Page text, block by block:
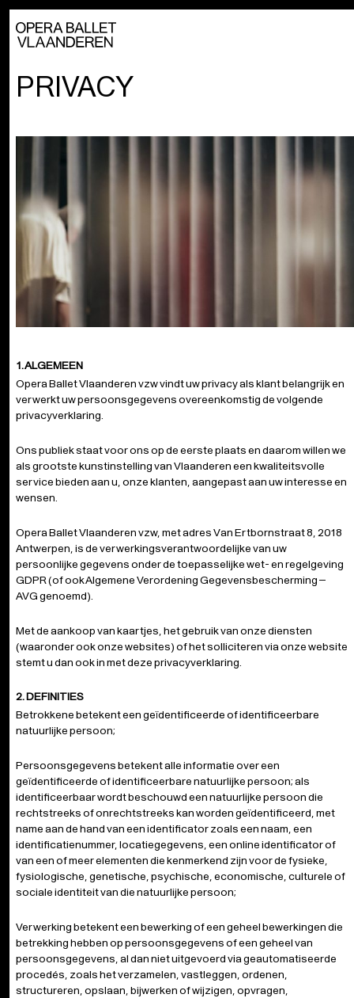
PRIVACY
1. ALGEMEEN
Opera Ballet Vlaanderen vzw vindt uw privacy als klant belangrijk en
verwerkt uw persoonsgegevens overeenkomstig de volgende
privacyverklaring.
Ons publiek staat voor ons op de eerste plaats en daarom willen we
als grootste kunstinstelling van Vlaanderen een kwaliteitsvolle
service bieden aan u, onze klanten, aangepast aan uw interesse en
wensen.
Opera Ballet Vlaanderen vzw, met adres Van Ertbornstraat 8, 2018
Antwerpen, is de verwerkingsverantwoordelijke van uw
persoonlijke gegevens onder de toepasselijke wet- en regelgeving
GDPR (of ook Algemene Verordening Gegevensbescherming –
AVG genoemd).
Met de aankoop van kaartjes, het gebruik van onze diensten
(waaronder ook onze websites) of het solliciteren via onze website
stemt u dan ook in met deze privacyverklaring.
2. DEFINITIES
Betrokkene betekent een geïdentificeerde of identificeerbare
natuurlijke persoon;
Persoonsgegevens betekent alle informatie over een
geïdentificeerde of identificeerbare natuurlijke persoon; als
identificeerbaar wordt beschouwd een natuurlijke persoon die
rechtstreeks of onrechtstreeks kan worden geïdentificeerd, met
name aan de hand van een identificator zoals een naam, een
identificatienummer, locatiegegevens, een online identificator of
van een of meer elementen die kenmerkend zijn voor de fysieke,
fysiologische, genetische, psychische, economische, culturele of
sociale identiteit van die natuurlijke persoon;
Verwerking betekent een bewerking of een geheel bewerkingen die
betrekking hebben op persoonsgegevens of een geheel van
persoonsgegevens, al dan niet uitgevoerd via geautomatiseerde
procedés, zoals het verzamelen, vastleggen, ordenen,
structureren, opslaan, bijwerken of wijzigen, opvragen,